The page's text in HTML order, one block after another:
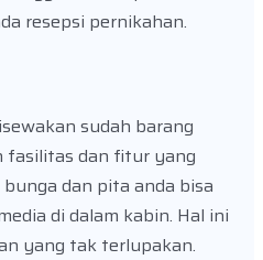
resepsi pernikahan.
sudah barang
fasilitas dan fitur yang
dan pita anda bisa
di dalam kabin. Hal ini
yang tak terlupakan.